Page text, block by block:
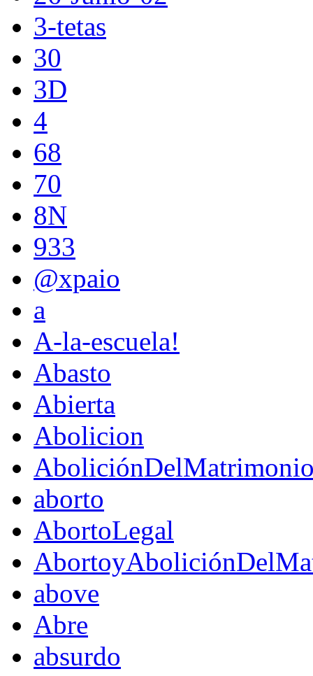
3-tetas
30
3D
4
68
70
8N
933
@xpaio
a
A-la-escuela!
Abasto
Abierta
Abolicion
aborto
AbortoLegal
above
Abre
absurdo